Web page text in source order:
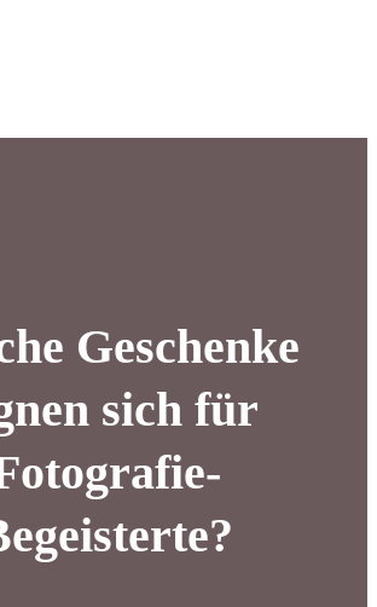
Geschenke
sich für